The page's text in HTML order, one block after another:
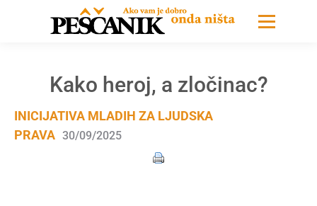
Kako heroj, a zločinac?
INICIJATIVA MLADIH ZA LJUDSKA
PRAVA 30/09/2025